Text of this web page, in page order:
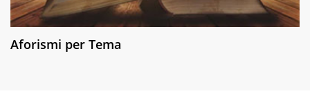
Aforismi per Tema